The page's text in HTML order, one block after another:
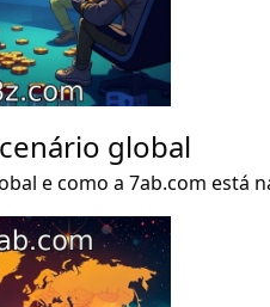
global
e como a 7ab.com está